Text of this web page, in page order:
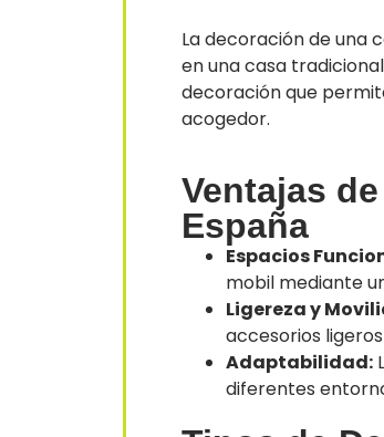
La decoración de una
en una casa
decoración que
acogedor.
Ventajas
España
Espacios
mobil mediante
Ligereza y
accesorios
Adaptabilidad:
diferentes